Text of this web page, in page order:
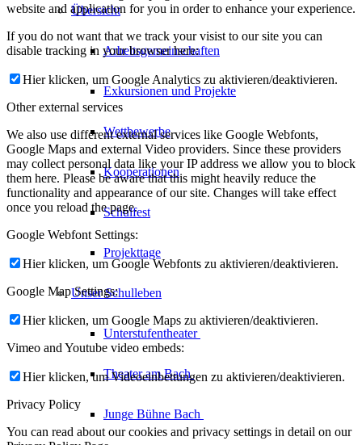
Übersicht
Arbeitsgemeinschaften
Exkursionen und Projekte
Wettbewerbe
Kooperationen
Schulfest
Projekttage
Unser Schulleben
Unterstufentheater
Theater amBach
Junge Bühne Bach
website and application for you in order to enhance your experience.
If you do not want that we track your visist to our site you can
disable tracking in your browser here:
Hier klicken, um Google Analytics zu aktivieren/deaktivieren.
Other external services
We also use different external services like Google Webfonts,
Google Maps and external Video providers. Since these providers
may collect personal data like your IP address we allow you to block
them here. Please be aware that this might heavily reduce the
functionality and appearance of our site. Changes will take effect
once you reload the page.
Google Webfont Settings:
Hier klicken, um Google Webfonts zu aktivieren/deaktivieren.
Google Map Settings:
Hier klicken, um Google Maps zu aktivieren/deaktivieren.
Vimeo and Youtube video embeds:
Hier klicken, um Videoeinbettungen zu aktivieren/deaktivieren.
Privacy Policy
You can read about our cookies and privacy settings in detail on our